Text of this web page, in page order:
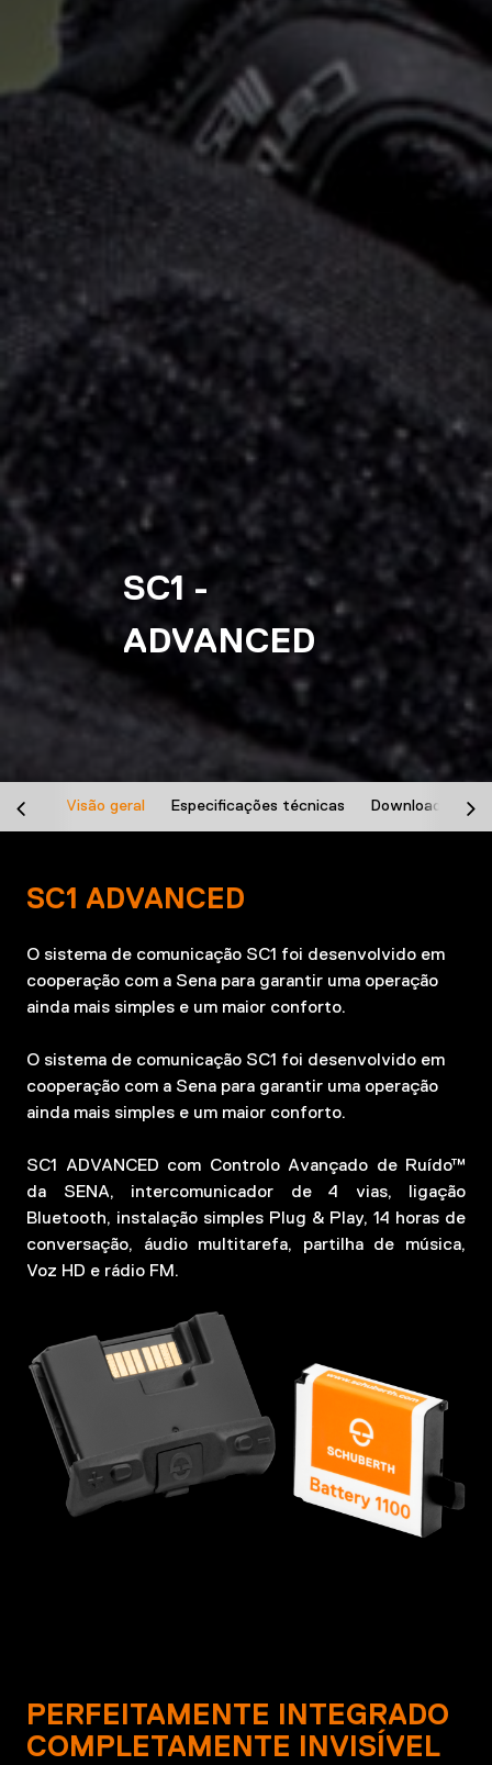
SC1 -
ADVANCED
Visão geral Especificações técnicas Downloads
SC1 ADVANCED
O sistema de comunicação SC1 foi desenvolvido em
cooperação com a Sena para garantir uma operação
ainda mais simples e um maior conforto.
O sistema de comunicação SC1 foi desenvolvido em
cooperação com a Sena para garantir uma operação
ainda mais simples e um maior conforto.
SC1 ADVANCED com Controlo Avançado de Ruído™
da SENA, intercomunicador de 4 vias, ligação
Bluetooth, instalação simples Plug & Play, 14 horas de
conversação, áudio multitarefa, partilha de música,
Voz HD e rádio FM.
PERFEITAMENTE INTEGRADO
COMPLETAMENTE INVISÍVEL